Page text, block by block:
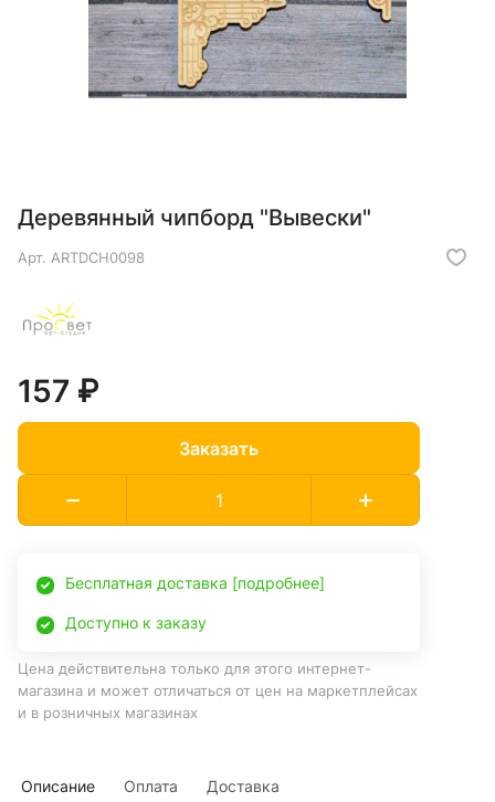
Деревянный чипборд "Вывески"
Арт. ARTDCH0098
157 ₽
Заказать
Бесплатная доставка [подробнее]
Доступно к заказу
Цена действительна только для этого интернет-
магазина и может отличаться от цен на маркетплейсах
и в розничных магазинах
Описание Оплата Доставка